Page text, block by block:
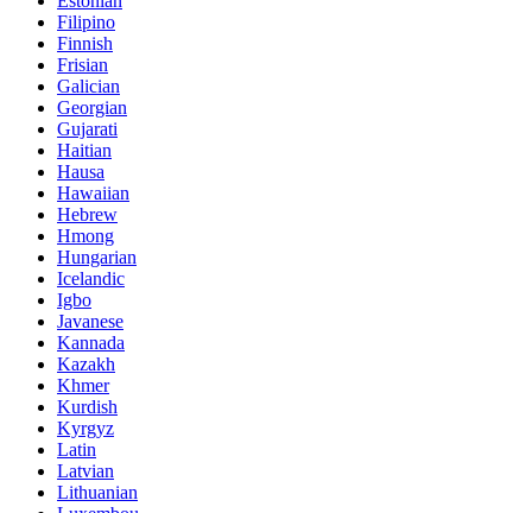
Filipino
Finnish
Frisian
Galician
Georgian
Gujarati
Haitian
Hausa
Hawaiian
Hebrew
Hmong
Hungarian
Icelandic
Igbo
Javanese
Kannada
Kazakh
Khmer
Kurdish
Kyrgyz
Latin
Latvian
Lithuanian